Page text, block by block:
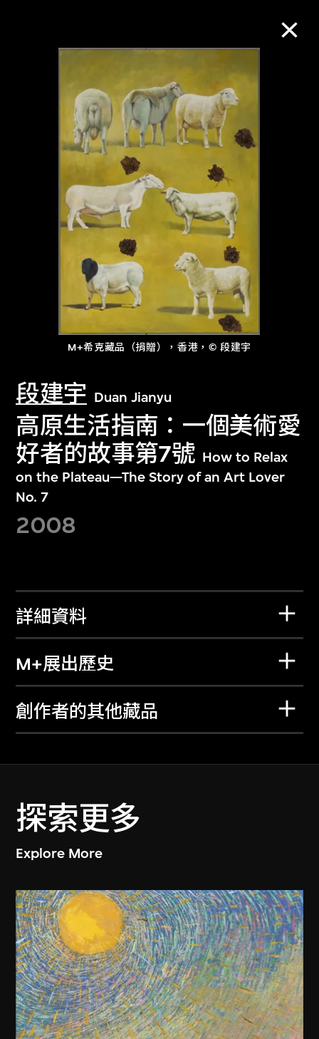
M+希克藏品（捐贈），香港，© 段建宇
段建宇 Duan Jianyu
高原生活指南：一個美術愛
好者的故事第7號 How to Relax
on the Plateau—The Story of an Art Lover
No. 7
2008
詳細資料
M+展出歷史
創作者的其他藏品
探索更多
Explore More
M+藏品
進一步篩選
關於M+藏品
探索世界頂級的二十及二十一世紀視覺
文化藏品。